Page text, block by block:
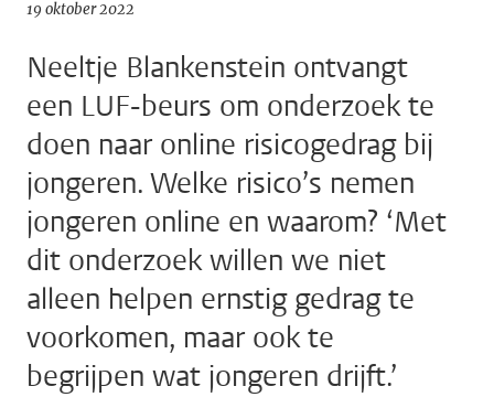
19 oktober 2022
Neeltje Blankenstein ontvangt
een LUF-beurs om onderzoek te
doen naar online risicogedrag bij
jongeren. Welke risico’s nemen
jongeren online en waarom? ‘Met
dit onderzoek willen we niet
alleen helpen ernstig gedrag te
voorkomen, maar ook te
begrijpen wat jongeren drijft.’